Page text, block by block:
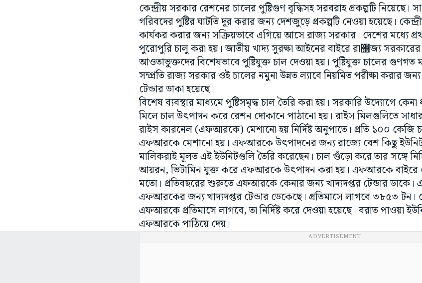
কেন্দ্রীয় সরকার রেশনের চালের পুষ্টিগুণ বৃদ্ধিসহ সরবরাহ প্রকল্পটি নিয়েছে।
গরিবদের পুষ্টির ঘাটতি দূর করার জন্য দেশজুড়ে প্রকল্পটি নেওয়া হয়েছে।
কার্যকর করার জন্য সক্রিয়ভাবে এগিয়ে আসে রাজ্য সরকার। দেশের মধ্যে
পুরোপুরি চালু করা হয়। জাতীয় খাদ্য সুরক্ষা আইনের বাইরে রা঩জ্য সরকারের
আওতাভুক্তদের বিশেষভাবে পুষ্টিযুক্ত চাল দেওয়া হয়। পুষ্টিযুক্ত চালের গুণগত
সম্প্রতি রাজ্য সরকার ওই চালের নমুনা উন্নত ল্যাবে নিয়মিত পরীক্ষা করার
টেন্ডার ডাকা হয়েছে।
বিশেষ ব্যবস্থার মাধ্যমে পুষ্টিসমৃদ্ধ চাল তৈরি করা হয়। সরকারি উদ্যোগে
মিলে চাল উৎপাদন করে রেশন দোকানে পাঠানো হয়। রাইস মিলগুলিতে
রাইস কারনেল (এফআরকে) মেশানো হয় নির্দিষ্ট অনুপাতে। প্রতি ১০০ কেজি
এফআরকে মেশানো হয়। এফআরকে উৎপাদনের জন্য রাজ্যে বেশ কিছু ‌ইউনিট
মালিকরাই মূলত এই ‌ইউনিটগুলি তৈরি করেছেন। চাল গুঁড়ো করে তার সঙ্গে
আয়রন, ভিটামিন যুক্ত করে এফআরকে উৎপাদন করা হয়। এফআরকে বাইরে
মতো। প্রতিবছরের শুরুতে এফআরকে কেনার জন্য খাদ্যদপ্তর টেন্ডার
এফআরকের জন্য খাদ্যদপ্তর টেন্ডার ডেকেছে। প্রতিমাসে লাগবে ৩৮৫৩ টন।
এফআরকে প্রতিমাসে লাগবে, তা নির্দিষ্ট করে দেওয়া হয়েছে। বরাত পাওয়া
এফআরকে পাঠিয়ে দেয়।
ADVERTISEMENT